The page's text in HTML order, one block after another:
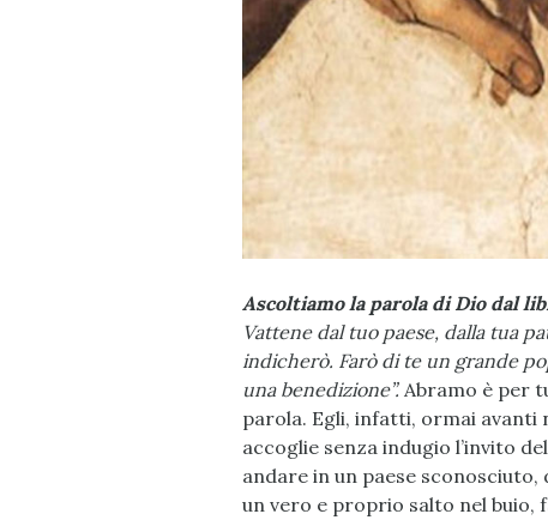
Ascoltiamo la parola di Dio dal
Vattene dal tuo paese, dalla tua
indicherò. Farò di te un grande
una benedizione”. Abramo è per
parola. Egli, infatti, ormai avanti
accoglie senza indugio l’invito
andare in un paese
un vero e proprio salto nel buio,